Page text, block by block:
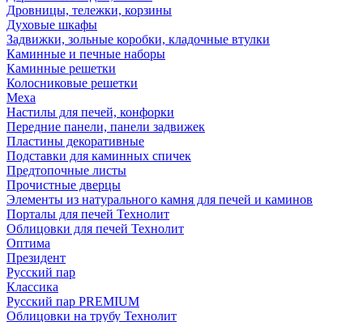
Дровницы, тележки, корзины
Духовые шкафы
Задвижки, зольные коробки, кладочные втулки
Каминные и печные наборы
Каминные решетки
Колосниковые решетки
Меха
Настилы для печей, конфорки
Передние панели, панели задвижек
Пластины декоративные
Подставки для каминных спичек
Предтопочные листы
Прочистные дверцы
Элементы из натурального камня для печей и каминов
Порталы для печей Технолит
Облицовки для печей Технолит
Оптима
Президент
Русский пар
Классика
Русский пар PREMIUM
Облицовки на трубу Технолит